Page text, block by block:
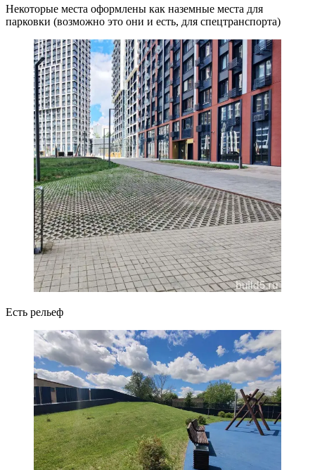
Некоторые места оформлены как наземные места для
парковки (возможно это они и есть, для спецтранспорта)
Есть рельеф